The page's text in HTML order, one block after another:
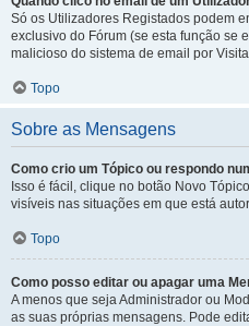
Só os Utilizadores Registados podem
exclusivo do Fórum (se esta função se
malicioso do sistema de email por
Topo
Sobre as Mensagens
Como crio um Tópico ou respondo
Isso é fácil, clique no botão Novo
visíveis nas situações em que está
Topo
Como posso editar ou apagar uma
A menos que seja Administrador ou
as suas próprias mensagens. Pode